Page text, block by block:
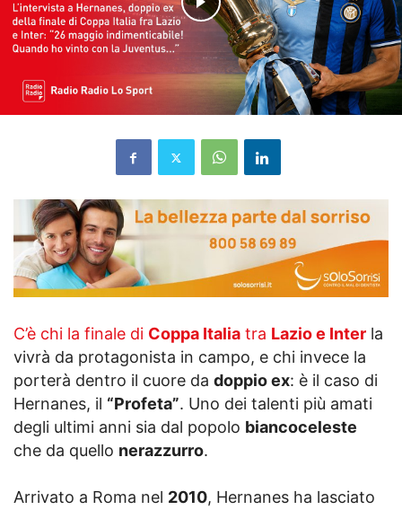
C’è chi la finale di Coppa Italia tra Lazio e Inter la
vivrà da protagonista in campo, e chi invece la
porterà dentro il cuore da doppio ex: è il caso di
Hernanes, il “Profeta”. Uno dei talenti più amati
degli ultimi anni sia dal popolo biancoceleste
che da quello nerazzurro.
Arrivato a Roma nel 2010, Hernanes ha lasciato